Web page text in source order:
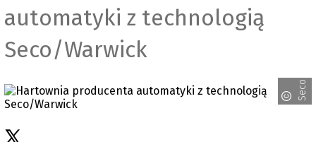
automatyki z technologią
Seco/Warwick
Seco/Warwick